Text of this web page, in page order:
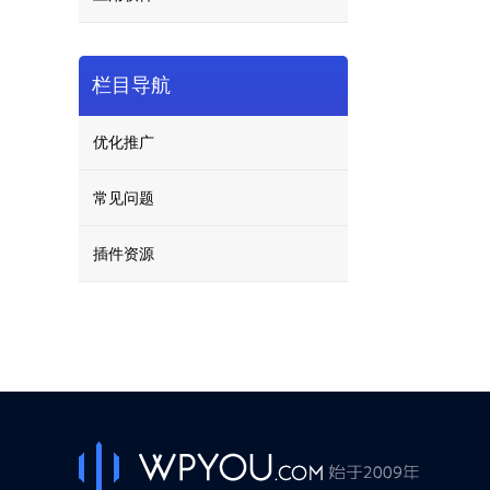
栏目导航
优化推广
常见问题
插件资源